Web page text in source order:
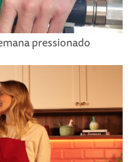
pressionado